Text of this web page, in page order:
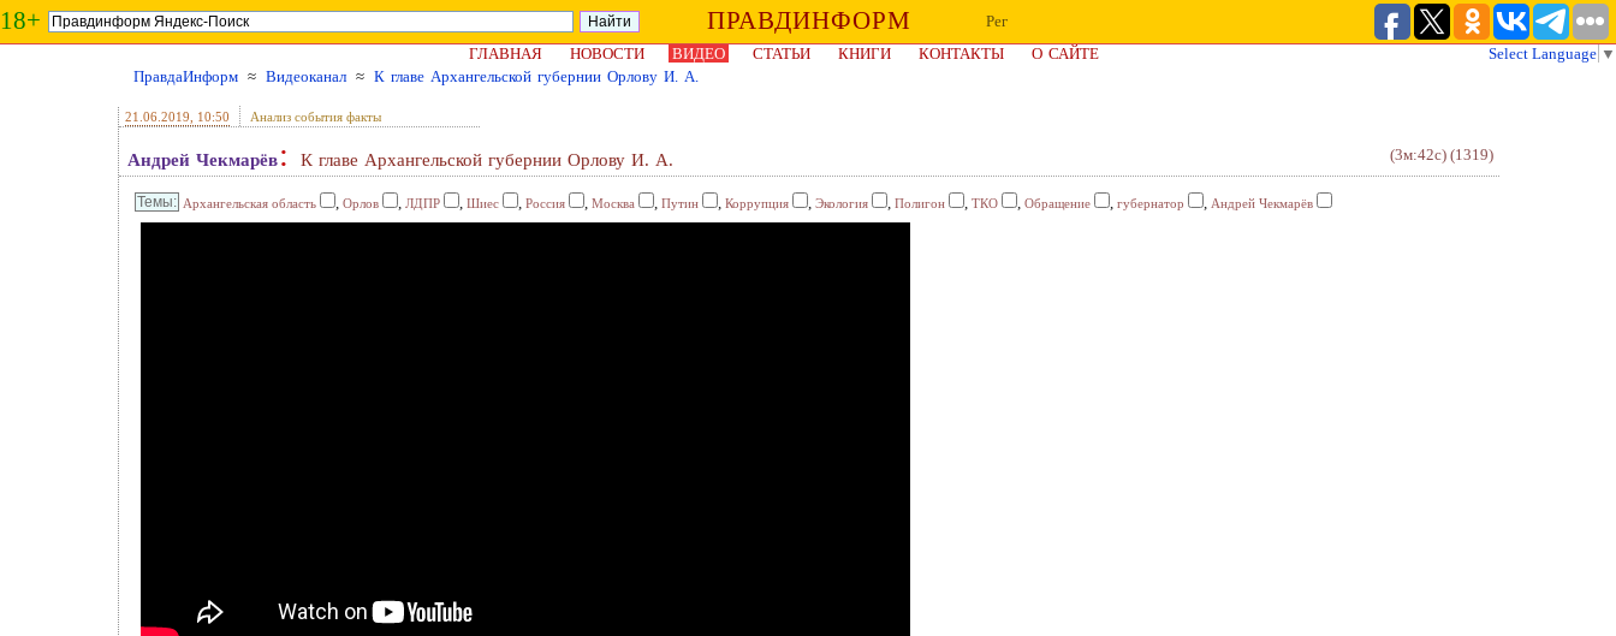
18+ ПРАВДИНФОРМ
Рег
ГЛАВНАЯ
НОВОСТИ ВИДЕО СТАТЬИ КНИГИ КОНТАКТЫ О САЙТЕ Select Language ▼
ПравдаИнформ ≈ Видеоканал ≈ К главе Архангельской губернии Орлову И. А.
21.06.2019 , 10:50 Анализ события факты
Андрей Чекмарёв: К главе Архангельской губернии Орлову И. А. (3м:42с) (1319)
Архангельская область , Орлов , ЛДПР , Шиес , Россия , Москва , Путин , Коррупция , Экология , Полигон , ТКО , Обращение , губернатор , Андрей Чекмарёв